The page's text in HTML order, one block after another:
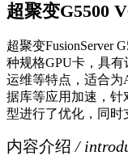
超聚变G5500
超聚变FusionServer
种规格GPU卡，具
运维等特点，适合
据库等应用加速，针
型进行了优化，同时
内容介绍 /